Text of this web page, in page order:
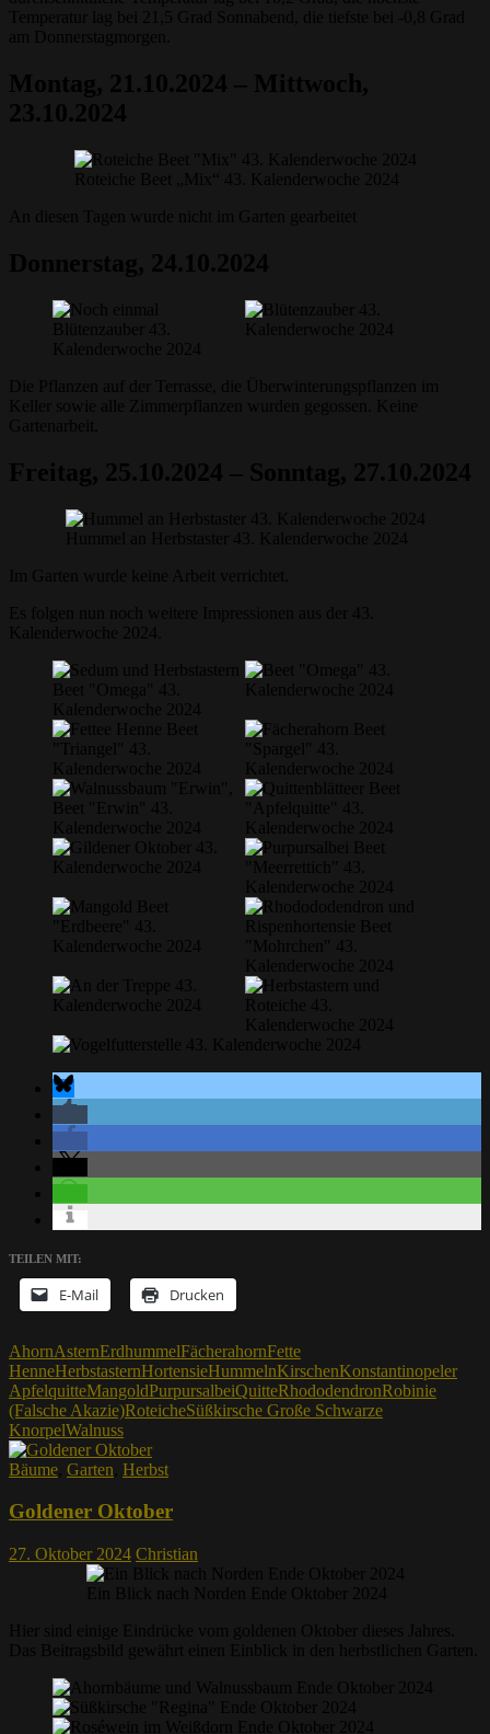
TEILEN MIT:
E-Mail Drucken
AhornAsternErdhummelFächerahornFette
HenneHerbstasternHortensieHummelnKirschenKonstantinopeler
ApfelquitteMangoldPurpursalbeiQuitteRhododendronRobinie
(Falsche Akazie)RoteicheSüßkirsche Große Schwarze
KnorpelWalnuss
Bäume Garten Herbst
Goldener Oktober
27. Oktober 2024 Christian